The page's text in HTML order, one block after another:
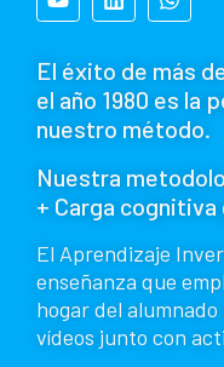
El éxito de más
el año 1980 es la
nuestro método.
Nuestra
+ Carga
El Aprendizaje
enseñanza que
hogar del
vídeos junto con